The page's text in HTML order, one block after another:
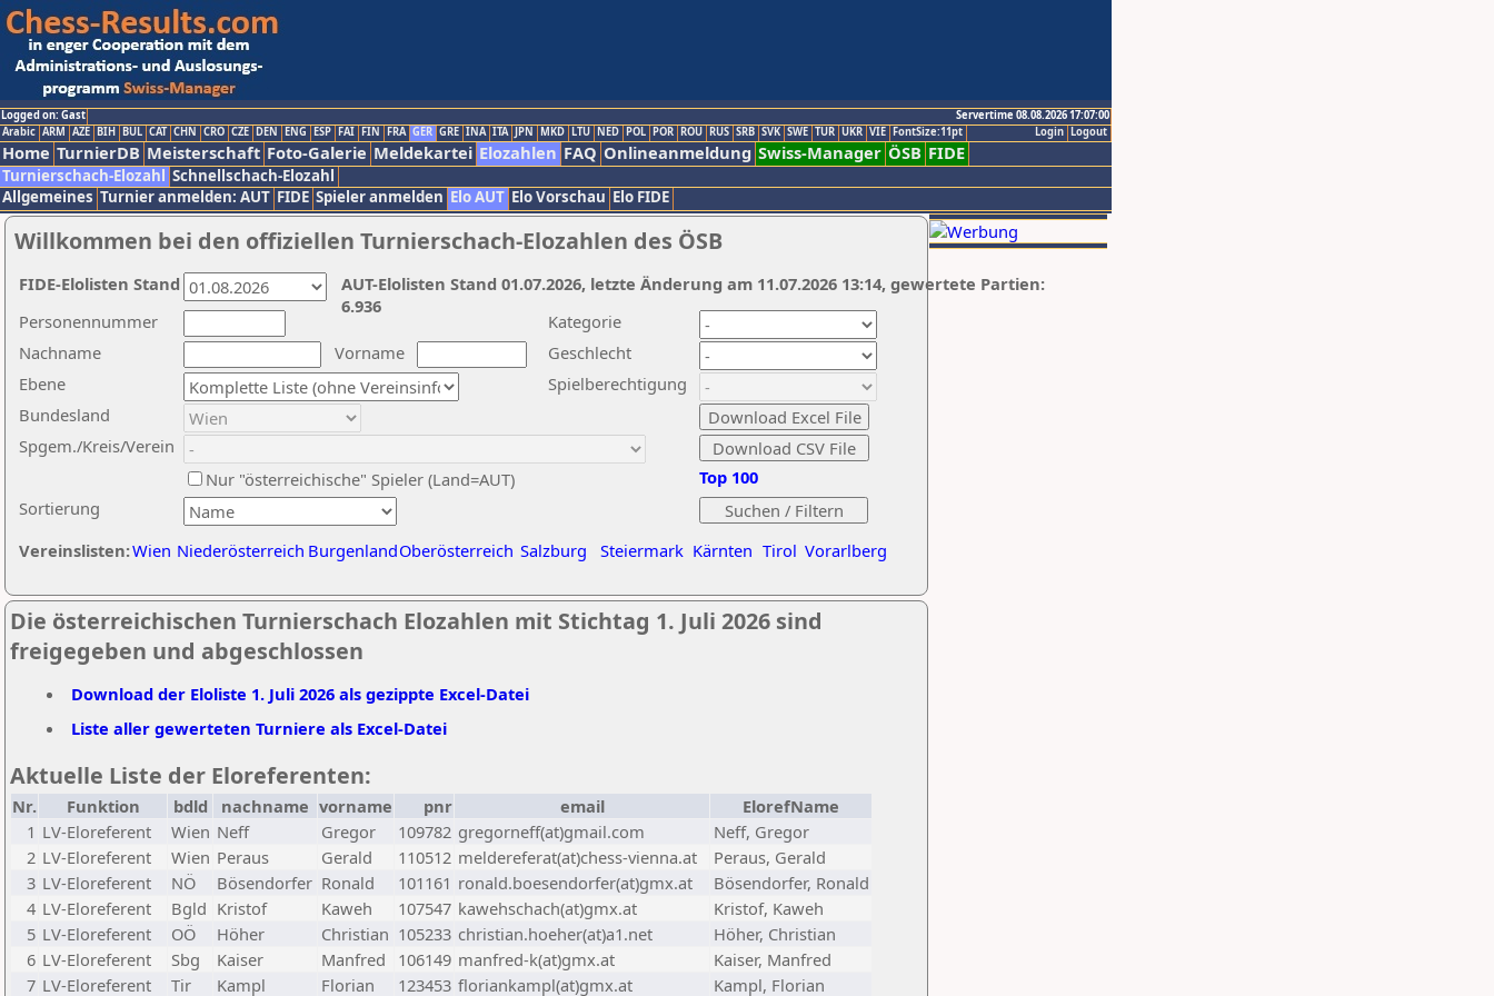
Logged on: Gast
Servertime 08.08.2026 17:07:00
Logout
Login
Arabic ARM AZE BIH BUL CAT CHN CRO CZE DEN ENG ESP FAI FIN FRA GER GRE INA ITA JPN MKD LTU NED POL POR ROU RUS SRB SVK SWE TUR UKR VIE FontSize:11pt
Home TurnierDB Meisterschaft Foto-Galerie Meldekartei Elozahlen FAQ Onlineanmeldung Swiss-Manager ÖSB FIDE
Turnierschach-Elozahl Schnellschach-Elozahl
Allgemeines Turnier anmelden: AUT FIDE Spieler anmelden Elo AUT Elo Vorschau Elo FIDE
Willkommen bei den offiziellen Turnierschach-Elozahlen des ÖSB
Nachname
Vorname
Ebene
Kategorie
Sortierung
Personennummer
Bundesland
Spgem./Kreis/Verein
Geschlecht
Nur "österreichische" Spieler (Land=AUT)
Spielberechtigung
Vereinslisten:Wien Niederösterreich BurgenlandOberösterreich Salzburg Steiermark Kärnten Tirol Vorarlberg
Top 100
AUT-Elolisten Stand 01.07.2026, letzte Änderung am 11.07.2026 13:14, gewertete Partien:
6.936
FIDE-Elolisten Stand
Die österreichischen Turnierschach Elozahlen mit Stichtag 1. Juli 2026 sind
freigegeben und abgeschlossen
Download der Eloliste 1. Juli 2026 als gezippte Excel-Datei
Liste aller gewerteten Turniere als Excel-Datei
Aktuelle Liste der Eloreferenten:
Nr. Funktion bdld nachname vorname pnr email
ElorefName
1 LV-Eloreferent Wien Neff Gregor 109782 gregorneff(at)gmail.com
Neff, Gregor
2 LV-Eloreferent Wien Peraus Gerald 110512 meldereferat(at)chess-vienna.at
Peraus, Gerald
3 LV-Eloreferent NÖ Bösendorfer Ronald 101161 ronald.boesendorfer(at)gmx.at
Bösendorfer, Ronald
4 LV-Eloreferent Bgld Kristof Kaweh 107547 kawehschach(at)gmx.at
Kristof, Kaweh
5 LV-Eloreferent OÖ Höher Christian 105233 christian.hoeher(at)a1.net
Höher, Christian
6 LV-Eloreferent Sbg Kaiser Manfred 106149 manfred-k(at)gmx.at
Kaiser, Manfred
7 LV-Eloreferent Tir Kampl Florian 123453 floriankampl(at)gmx.at Kampl, Florian